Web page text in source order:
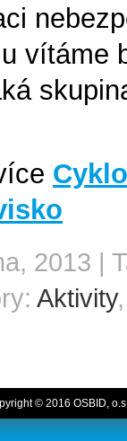
vítáme
2013 |
Aktivity
© 2016 OSBID,